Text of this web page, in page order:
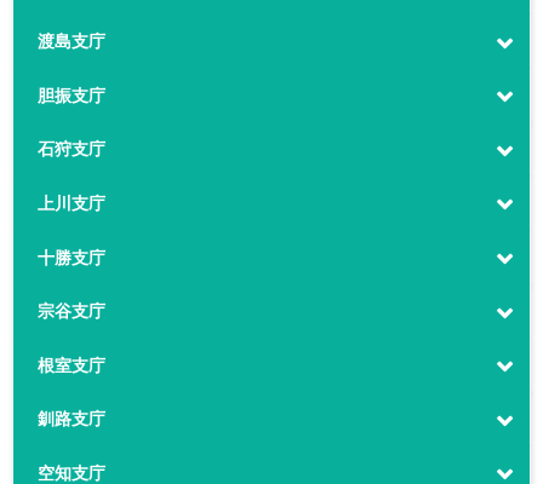
渡島支庁
胆振支庁
石狩支庁
上川支庁
十勝支庁
宗谷支庁
根室支庁
釧路支庁
空知支庁